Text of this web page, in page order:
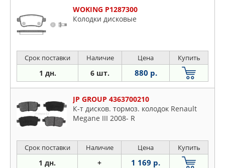
WOKING P1287300
Колодки дисковые
Срок поставки Наличие Цена Купить
1 дн. 6 шт. 880 р.
JP GROUP 4363700210
К-т дисков. тормоз. колодок Renault
Megane III 2008- R
Срок поставки Наличие Цена Купить
1 дн. + 1 169 р.